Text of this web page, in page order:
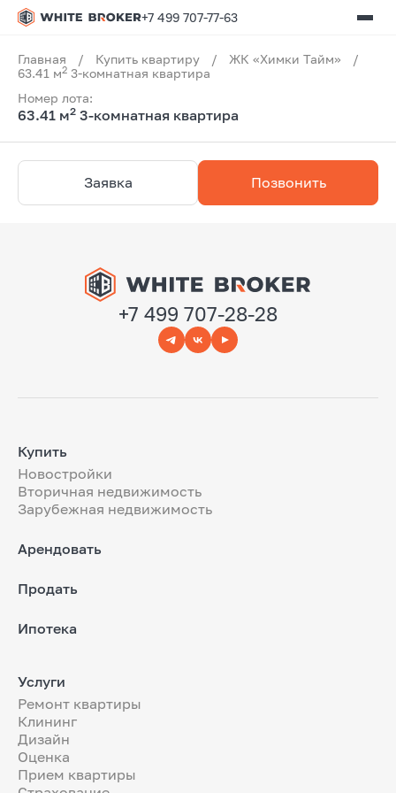
+7 499 707-77-63
Главная / Купить квартиру / ЖК «Химки Тайм»
/
63.41 м2 3-комнатная квартира
Номер лота:
63.41 м2 3-комнатная квартира
Заявка Позвонить
+7 499 707-28-28
Купить
Новостройки
Вторичная недвижимость
Зарубежная недвижимость
Арендовать
Продать
Ипотека
Услуги
Ремонт квартиры
Клининг
Дизайн
Оценка
Прием квартиры